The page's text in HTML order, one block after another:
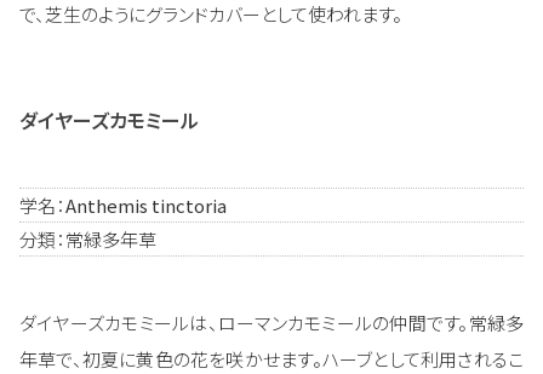
で、芝生のようにグランドカバーとして使われます。
ダイヤーズカモミール
学名：Anthemis tinctoria
分類：常緑多年草
ダイヤーズカモミールは、ローマンカモミールの仲間です。常緑多
年草で、初夏に黄色の花を咲かせます。ハーブとして利用されるこ